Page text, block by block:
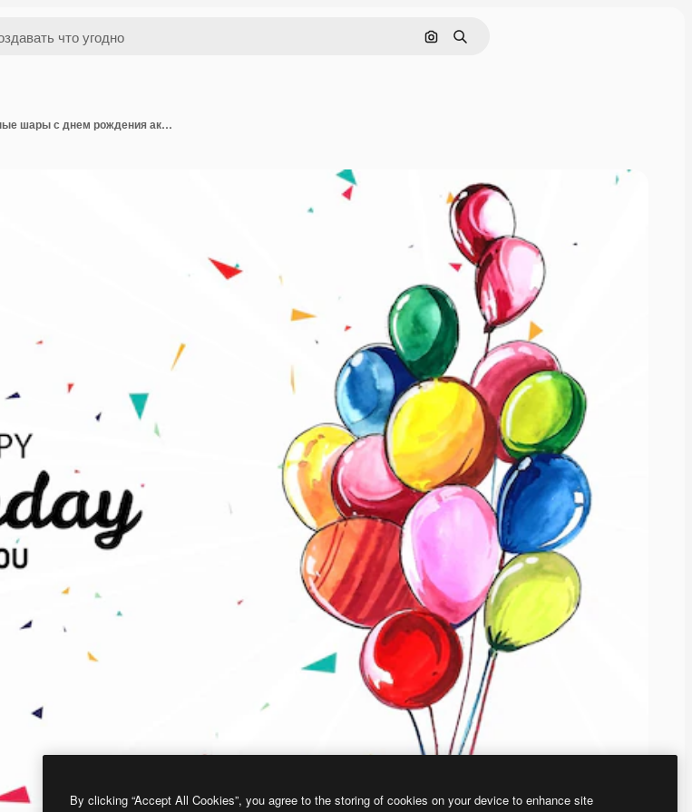
Поиск по изображению
Поиск
Красивые летающие разноцветные воздушные шары с днем рождения акварельный фон
By clicking “Accept All Cookies”, you agree to the storing of cookies on your device to enhance site